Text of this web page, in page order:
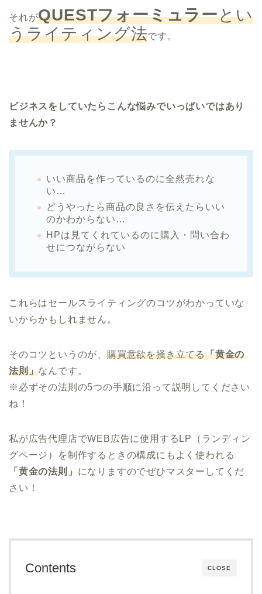
それがQUESTフォーミュラーとい
うライティング法です。
ビジネスをしていたらこんな悩みでいっぱいではあり
ませんか？
いい商品を作っているのに全然売れな
い…
どうやったら商品の良さを伝えたらいい
のかわからない…
HPは見てくれているのに購入・問い合わ
せにつながらない
これらはセールスライティングのコツがわかっていな
いからかもしれません。
そのコツというのが、購買意欲を掻き立てる「黄金の
法則」なんです。
※必ずその法則の5つの手順に沿って説明してください
ね！
私が広告代理店でWEB広告に使用するLP（ランディン
グページ）を制作するときの構成にもよく使われる
「黄金の法則」 になりますのでぜひマスターしてくだ
さい！
CLOSE
Contents